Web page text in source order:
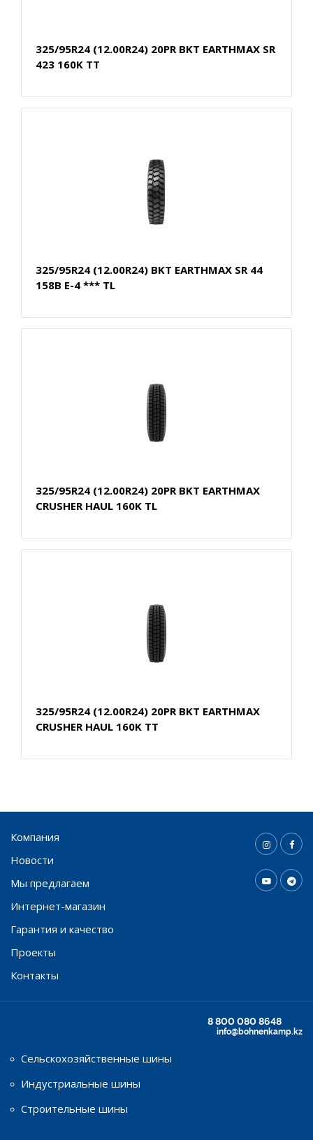
325/95R24 (12.00R24) 20PR BKT EARTHMAX SR
423 160K TT
325/95R24 (12.00R24) BKT EARTHMAX SR 44
158B E-4 *** TL
325/95R24 (12.00R24) 20PR BKT EARTHMAX
CRUSHER HAUL 160K TL
325/95R24 (12.00R24) 20PR BKT EARTHMAX
CRUSHER HAUL 160K TT
Компания
Новости
Мы предлагаем
Интернет-магазин
Гарантия и качество
Проекты
Контакты
8 800 080 8648
info@bohnenkamp.kz
Сельскохозяйственные шины
Индустриальные шины
Строительные шины